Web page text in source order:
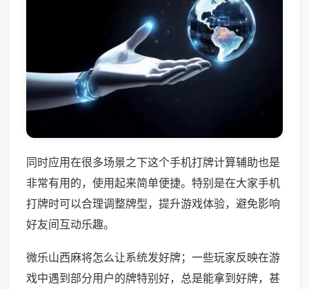
同时应用在很多场景之下这个手机打牌计算辅助也是
非常有用的，使用起来简单便捷。特别是在大家手机
打牌时可以合理调整牌型，提升游戏体验，避免影响
好友间互动乐趣。
微乐山西麻将怎么让系统发好牌；一些玩家反映在游
戏中遇到部分用户的牌特别好，总是能拿到好牌，甚